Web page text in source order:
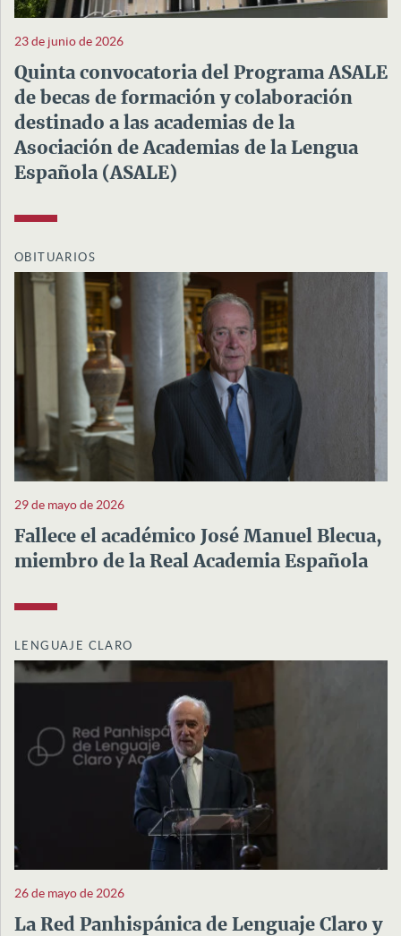
23 de junio de 2026
Quinta convocatoria del Programa ASALE
de becas de formación y colaboración
destinado a las academias de la
Asociación de Academias de la Lengua
Española (ASALE)
OBITUARIOS
29 de mayo de 2026
Fallece el académico José Manuel Blecua,
miembro de la Real Academia Española
LENGUAJE CLARO
26 de mayo de 2026
La Red Panhispánica de Lenguaje Claro y